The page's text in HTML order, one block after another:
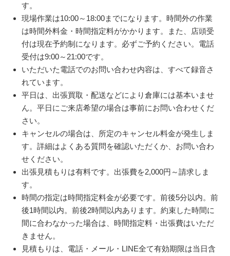
す。
現場作業は10:00～18:00までになります。時間外の作業
は時間外料金・時間指定料がかかります。また、店頭受
付は現在予約制になります。必ずご予約ください。電話
受付は9:00～21:00です。
いただいた電話でのお問い合わせ内容は、すべて録音さ
れています。
平日は、出張買取・配送などにより倉庫には基本いませ
ん。平日にご来店希望の場合は事前にお問い合わせくだ
さい。
キャンセルの場合は、所定のキャンセル料金が発生しま
す。詳細はよくある質問を確認いただくか、お問い合わ
せください。
出張見積もりは有料です。出張費を2,000円～請求しま
す。
時間の指定は時間指定料金が必要です。前後5分以内。前
後1時間以内。前後2時間以内あります。約束した時間に
間に合わなかった場合は、時間指定料・出張費はいただ
きません。
見積もりは、電話・メール・LINE全て有効期限は当日含